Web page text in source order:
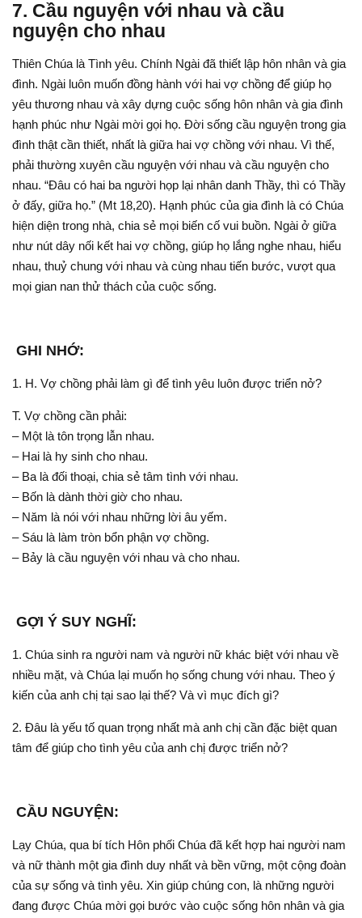
7. Cầu nguyện với nhau và cầu
nguyện cho nhau
Thiên Chúa là Tình yêu. Chính Ngài đã thiết lập hôn nhân và gia
đình. Ngài luôn muốn đồng hành với hai vợ chồng để giúp họ
yêu thương nhau và xây dựng cuộc sống hôn nhân và gia đình
hạnh phúc như Ngài mời gọi họ. Đời sống cầu nguyện trong gia
đình thật cần thiết, nhất là giữa hai vợ chồng với nhau. Vì thế,
phải thường xuyên cầu nguyện với nhau và cầu nguyện cho
nhau. “Đâu có hai ba người họp lại nhân danh Thầy, thì có Thầy
ở đấy, giữa họ.” (Mt 18,20). Hạnh phúc của gia đình là có Chúa
hiện diện trong nhà, chia sẻ mọi biến cố vui buồn. Ngài ở giữa
như nút dây nối kết hai vợ chồng, giúp họ lắng nghe nhau, hiểu
nhau, thuỷ chung với nhau và cùng nhau tiến bước, vượt qua
mọi gian nan thử thách của cuộc sống.
GHI NHỚ:
1. H. Vợ chồng phải làm gì để tình yêu luôn được triển nở?
T. Vợ chồng cần phải:
– Một là tôn trọng lẫn nhau.
– Hai là hy sinh cho nhau.
– Ba là đối thoại, chia sẻ tâm tình với nhau.
– Bốn là dành thời giờ cho nhau.
– Năm là nói với nhau những lời âu yếm.
– Sáu là làm tròn bổn phận vợ chồng.
– Bảy là cầu nguyện với nhau và cho nhau.
GỢI Ý SUY NGHĨ:
1. Chúa sinh ra người nam và người nữ khác biệt với nhau về
nhiều mặt, và Chúa lại muốn họ sống chung với nhau. Theo ý
kiến của anh chị tại sao lại thế? Và vì mục đích gì?
2. Đâu là yếu tố quan trọng nhất mà anh chị cần đặc biệt quan
tâm để giúp cho tình yêu của anh chị được triển nở?
CẦU NGUYỆN:
Lạy Chúa, qua bí tích Hôn phối Chúa đã kết hợp hai người nam
và nữ thành một gia đình duy nhất và bền vững, một cộng đoàn
của sự sống và tình yêu. Xin giúp chúng con, là những người
đang được Chúa mời gọi bước vào cuộc sống hôn nhân và gia